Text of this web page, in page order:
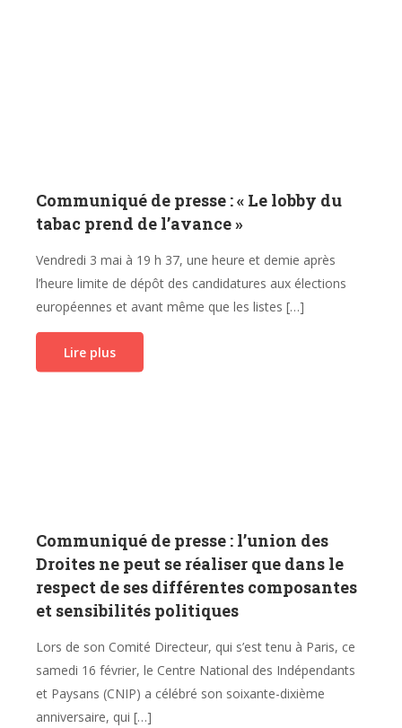
Communiqué de presse : « Le lobby du
tabac prend de l’avance »
Vendredi 3 mai à 19 h 37, une heure et demie après
l’heure limite de dépôt des candidatures aux élections
européennes et avant même que les listes […]
Lire plus
Communiqué de presse : l’union des
Droites ne peut se réaliser que dans le
respect de ses différentes composantes
et sensibilités politiques
Lors de son Comité Directeur, qui s’est tenu à Paris, ce
samedi 16 février, le Centre National des Indépendants
et Paysans (CNIP) a célébré son soixante-dixième
anniversaire, qui […]